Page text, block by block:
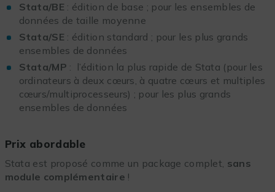
Stata/BE : édition de base ; pour les ensembles de
données de taille moyenne
Stata/SE : édition standard ; pour les plus grands
ensembles de données
Stata/MP : l’édition la plus rapide de Stata (pour les
ordinateurs à deux cœurs, à quatre cœurs et multiples
cœurs/multiprocesseurs) ; pour les plus grands
ensembles de données
Prix abordable
Stata est proposé comme un package complet, sans
module complémentaire !